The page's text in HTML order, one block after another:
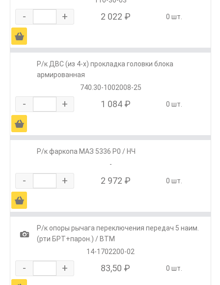
- + 2 022 ₽ 0 шт.
Ä
Р/к ДВС (из 4-х) прокладка головки блока
армированная
740.30-1002008-25
- + 1 084 ₽ 0 шт.
Ä
Р/к фаркопа МАЗ 5336 Р0 / НЧ
-
- + 2 972 ₽ 0 шт.
Ä
1
Р/к опоры рычага переключения передач 5 наим.
(рти БРТ+парон.) / ВТМ
14-1702200-02
- + 83,50 ₽ 0 шт.